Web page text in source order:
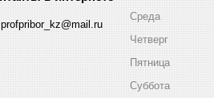
profpribor_kz@mail.ru
Среда
Четверг
Пятница
Суббота